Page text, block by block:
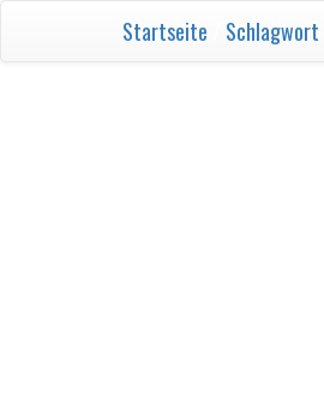
Startseite Schlagwort